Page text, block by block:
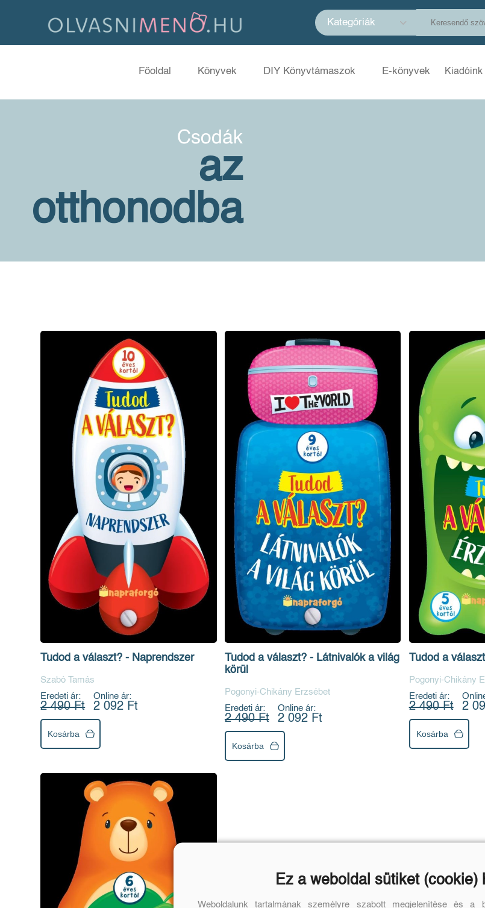
Kategóriák
Főoldal Könyvek DIY Könyvtámaszok E-könyvek Kiadóink
Csodák
az
otthonodba
Tudod a választ? - Naprendszer
Szabó Tamás
Eredeti ár:
2 490 Ft
Online ár:
2 092 Ft
Kosárba
Tudod a választ? - Látnivalók a világ
körül
Pogonyi-Chikány Erzsébet
Eredeti ár:
2 490 Ft
Online ár:
2 092 Ft
Kosárba
Tudod a
Pogonyi-Chikány
Eredeti ár:
2 490 Ft 2
Kosárba
Ez a weboldal sütiket (cookie)
Weboldalunk tartalmának személyre szabott megjelenítése és a